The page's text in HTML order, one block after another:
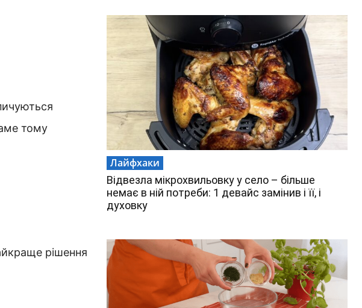
тому
рішення
Лайфхаки
Відвезла мікрохвильовку у село – більше
немає в ній потреби: 1 девайс замінив і її, і
духовку